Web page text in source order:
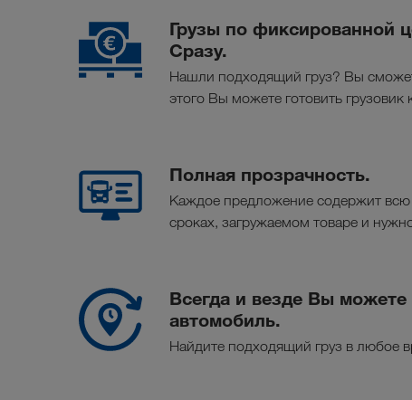
Грузы по фиксированной
Сразу.
Нашли подходящий груз? Вы
этого Вы можете готовить грузовик
Полная прозрачность.
Каждое предложение содержит
сроках, загружаемом товаре и
Всегда и везде Вы
автомобиль.
Найдите подходящий груз в любое